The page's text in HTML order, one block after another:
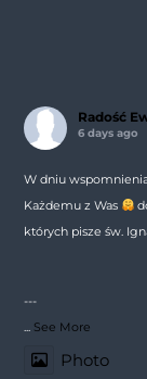
Radość
6 days ago
W dniu
Każdemu z Was
których pisze św.
---
See More
Photo